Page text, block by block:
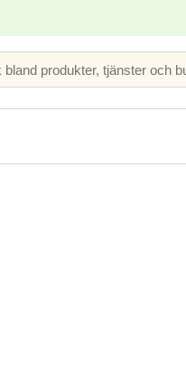
bland produkter, tjänster och